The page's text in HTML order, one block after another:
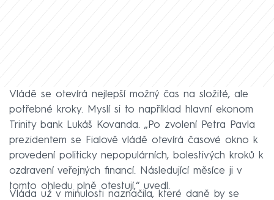
Vládě se otevírá nejlepší možný čas na složité, ale
potřebné kroky. Myslí si to například hlavní ekonom
Trinity bank Lukáš Kovanda. „Po zvolení Petra Pavla
prezidentem se Fialově vládě otevírá časové okno k
provedení politicky nepopulárních, bolestivých kroků k
ozdravení veřejných financí. Následující měsíce ji v
tomto ohledu plně otestují,“ uvedl.
Vláda už v minulosti naznačila, které daně by se